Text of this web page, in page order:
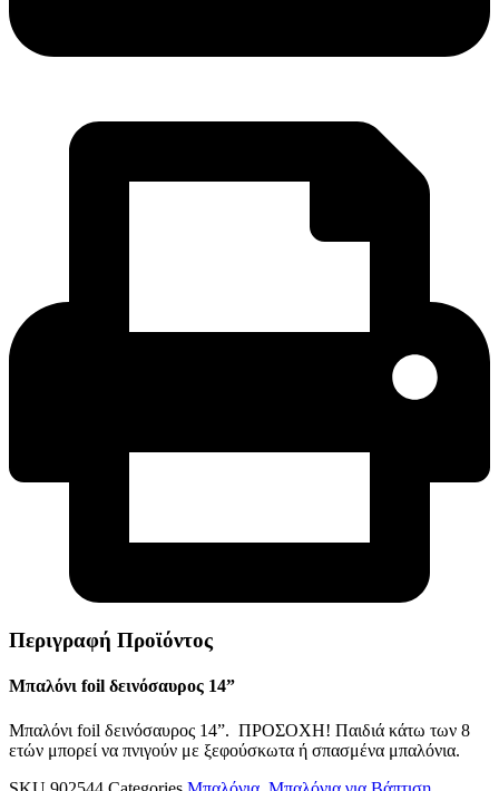
Περιγραφή Προϊόντος
Μπαλόνι foil δεινόσαυρος 14”
Μπαλόνι foil δεινόσαυρος 14”. ΠΡΟΣΟΧΗ! Παιδιά κάτω των 8
ετών μπορεί να πνιγούν με ξεφούσκωτα ή σπασμένα μπαλόνια.